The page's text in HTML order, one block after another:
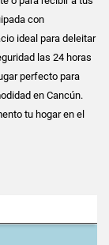
con
ideal para deleitar
las 24 horas
perfecto para
en Cancún.
tu hogar en el